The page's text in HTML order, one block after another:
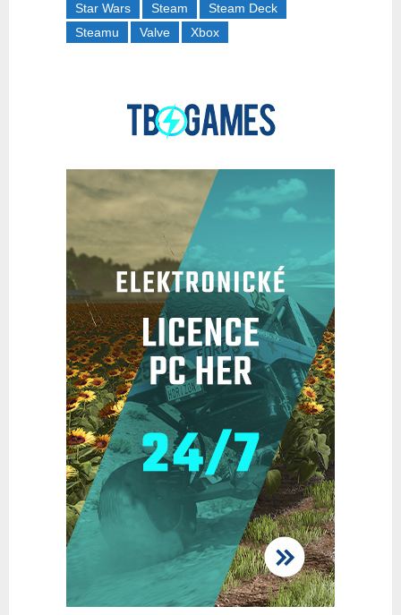
Star Wars
Steam
Steam Deck
Steamu
Valve Xbox